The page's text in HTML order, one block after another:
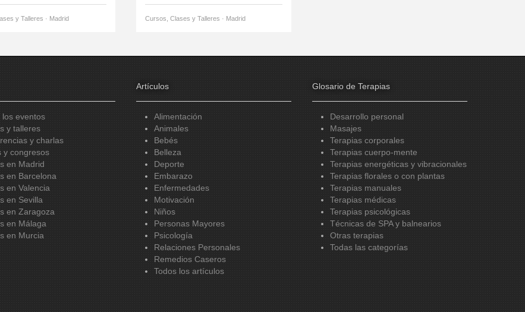
y Talleres · Madrid Cursos, Clases y Talleres · Madrid
los eventos
y talleres
y charlas
y congresos
en Madrid
en Barcelona
en Valencia
en Sevilla
en Zaragoza
en Málaga
en Murcia
Artículos
Alimentación
Animales
Bebés
Belleza
Deporte
Embarazo
Enfermedades
Motivación
Niños
Personas Mayores
Psicología
Relaciones Personales
Remedios Caseros
Todos los artículos
Glosario de Terapias
Desarrollo personal
Masajes
Terapias corporales
Terapias cuerpo-mente
Terapias energéticas y vibracionales
Terapias florales o con plantas
Terapias manuales
Terapias médicas
Terapias psicológicas
Técnicas de SPA y balnearios
Otras terapias
Todas las categorías